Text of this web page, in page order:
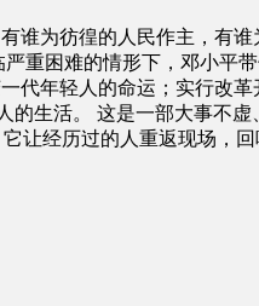
谁为彷徨的人民作主，有
重困难的情形下，邓小平
年轻人的命运；实行改
生活。 这是一部大事不
让经历过的人重返现场，